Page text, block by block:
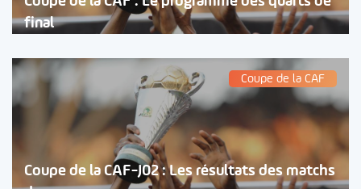
final
Coupe de la CAF
Coupe de la CAF-J02 : Les résultats des matchs